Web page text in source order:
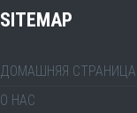
SITEMAP
ДОМАШНЯЯ СТРАНИЦА
О НАС